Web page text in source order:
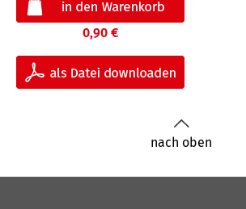
0,90 €
nach oben